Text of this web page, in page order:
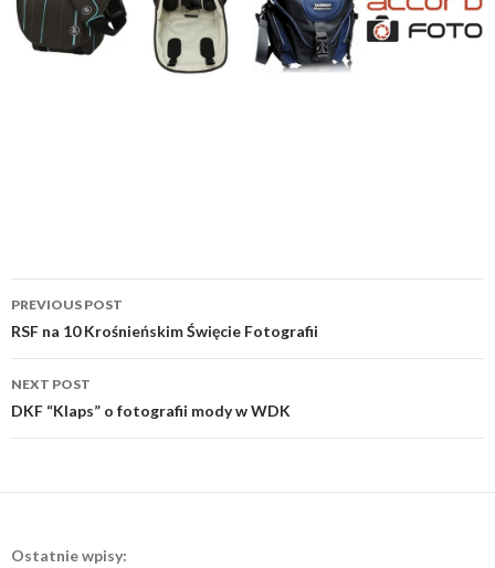
Post
navigation
PREVIOUS POST
RSF na 10 Krośnieńskim Święcie Fotografii
NEXT POST
DKF “Klaps” o fotografii mody w WDK
Ostatnie wpisy: